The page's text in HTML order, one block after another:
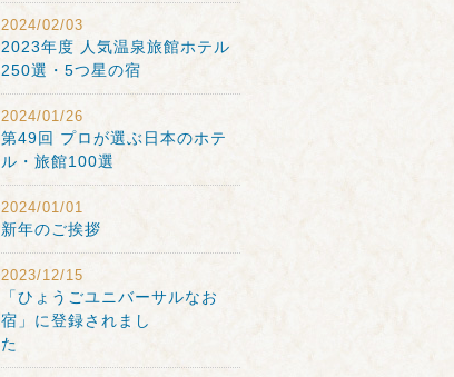
2024/02/03
2023年度 人気温泉旅館ホテル
250選・5つ星の宿
2024/01/26
第49回 プロが選ぶ日本のホテ
ル・旅館100選
2024/01/01
新年のご挨拶
2023/12/15
「ひょうごユニバーサルなお
宿」に登録されまし
た